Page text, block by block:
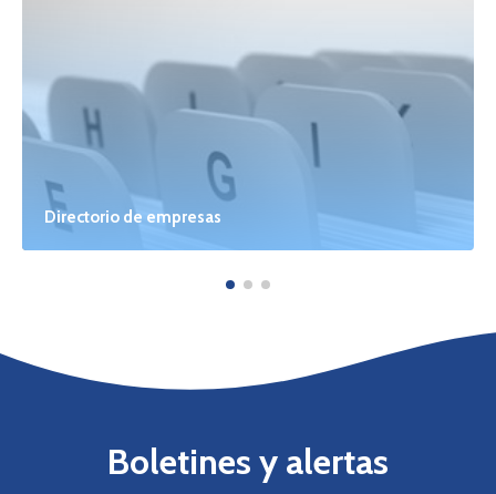
Directorio de empresas
Boletines y alertas